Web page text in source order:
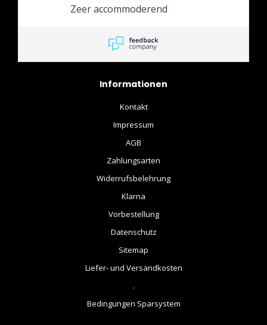
Zeer accommoderend
Informationen
Kontakt
Impressum
AGB
Zahlungsarten
Widerrufsbelehrung
Klarna
Vorbestellung
Datenschutz
Sitemap
Liefer- und Versandkosten
.
Bedingungen Sparsystem